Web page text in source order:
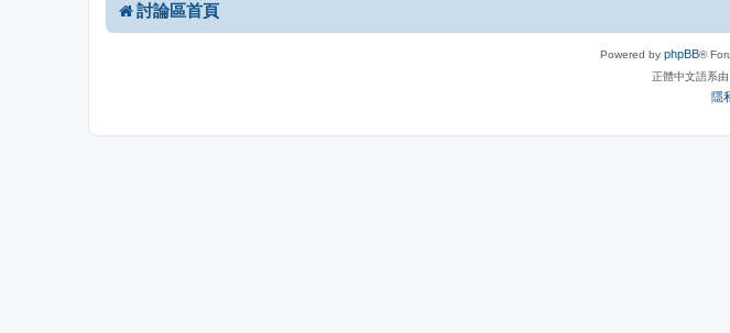
討論區首頁
Powered by phpBB®
正體中文語系由
隱